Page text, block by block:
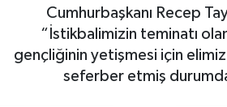
Cumhurbaşkanı Recep
“İstikbalimizin teminatı
gençliğinin yetişmesi için
seferber etmiş
EKONOMİ
GÜNDEM
Tüm Manşetler
Son Dakika Haberleri